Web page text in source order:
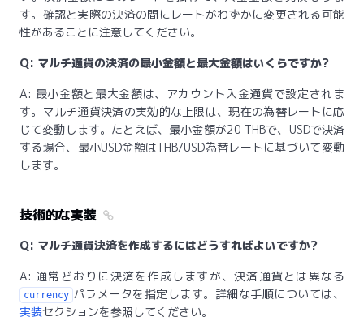
す。確認と実際の決済の間にレートがわずかに変更される可能
性があることに注意してください。
Q: マルチ通貨の決済の最小金額と最大金額はいくらですか?
A: 最小金額と最大金額は、アカウント入金通貨で設定されま
す。マルチ通貨決済の実効的な上限は、現在の為替レートに応
じて変動します。たとえば、最小金額が20 THBで、USDで決済
する場合、最小USD金額はTHB/USD為替レートに基づいて変動
します。
技術的な実装
Q: マルチ通貨決済を作成するにはどうすればよいですか?
A: 通常どおりに決済を作成しますが、決済通貨とは異なる
currency パラメータを指定します。詳細な手順については、
実装セクションを参照してください。